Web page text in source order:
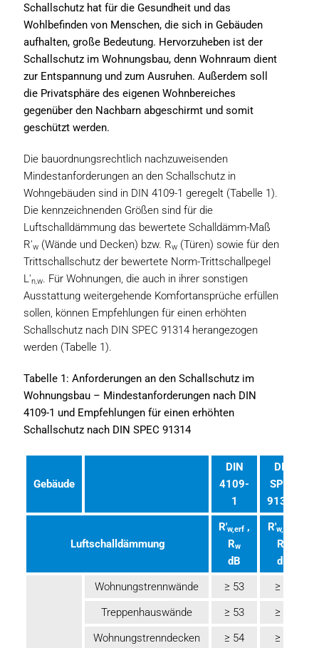
Schallschutz hat für die Gesundheit und das
Wohlbefinden von Menschen, die sich in Gebäuden
aufhalten, große Bedeutung. Hervorzuheben ist der
Schallschutz im Wohnungsbau, denn Wohnraum dient
zur Entspannung und zum Ausruhen. Außerdem soll
die Privatsphäre des eigenen Wohnbereiches
gegenüber den Nachbarn abgeschirmt und somit
geschützt werden.
Die bauordnungsrechtlich nachzuweisenden
Mindestanforderungen an den Schallschutz in
Wohngebäuden sind in DIN 4109-1 geregelt (Tabelle 1).
Die kennzeichnenden Größen sind für die
Luftschalldämmung das bewertete Schalldämm-Maß
R'w (Wände und Decken) bzw. Rw (Türen) sowie für den
Trittschallschutz der bewertete Norm-Trittschallpegel
L'n,w. Für Wohnungen, die auch in ihrer sonstigen
Ausstattung weitergehende Komfortansprüche erfüllen
sollen, können Empfehlungen für einen erhöhten
Schallschutz nach DIN SPEC 91314 herangezogen
werden (Tabelle 1).
Tabelle 1: Anforderungen an den Schallschutz im
Wohnungsbau – Mindestanforderungen nach DIN
4109-1 und Empfehlungen für einen erhöhten
Schallschutz nach DIN SPEC 91314
Gebäude
DIN
4109-
1
DIN
SPEC
91314
Luftschalldämmung
R'w,erf ,
Rw
dB
R'w,erf
R
dB
Wohnungstrennwände ≥ 53
≥ 55
Treppenhauswände
≥ 53
≥ 55
Wohnungstrenndecken
≥ 54
≥ 56